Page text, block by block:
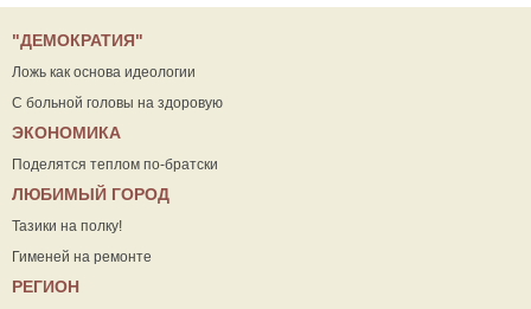
"ДЕМОКРАТИЯ"
Ложь как основа идеологии
С больной головы на здоровую
ЭКОНОМИКА
Поделятся теплом по-братски
ЛЮБИМЫЙ ГОРОД
Тазики на полку!
Гименей на ремонте
РЕГИОН